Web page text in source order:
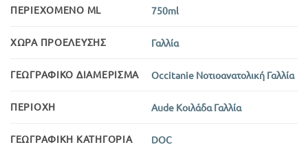
ΠΕΡΙΕΧΌΜΕΝΟ ML 750ml
ΧΏΡΑ ΠΡΟΈΛΕΥΣΗΣ Γαλλία
ΓΕΩΓΡΑΦΙΚΌ ΔΙΑΜΈΡΙΣΜΑ Occitanie Νοτιοανατολική Γαλλία
ΠΕΡΙΟΧΉ Aude Κοιλάδα Γαλλία
ΓΕΩΓΡΑΦΙΚΉ ΚΑΤΗΓΟΡΊΑ DOC